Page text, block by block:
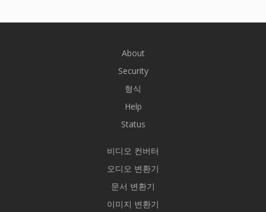
About
Security
형식
Help
Status
비디오 컨버터
오디오 변환기
문서 변환기
이미지 변환기